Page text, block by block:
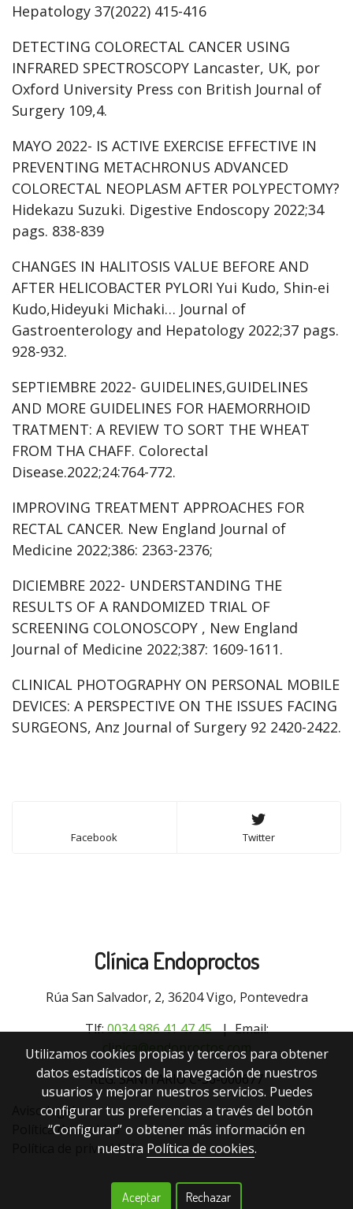
Hepatology 37(2022) 415-416
DETECTING COLORECTAL CANCER USING
INFRARED SPECTROSCOPY Lancaster, UK, por
Oxford University Press con British Journal of
Surgery 109,4.
MAYO 2022- IS ACTIVE EXERCISE EFFECTIVE IN
PREVENTING METACHRONUS ADVANCED
COLORECTAL NEOPLASM AFTER POLYPECTOMY?
Hidekazu Suzuki. Digestive Endoscopy 2022;34
pags. 838-839
CHANGES IN HALITOSIS VALUE BEFORE AND
AFTER HELICOBACTER PYLORI Yui Kudo, Shin-ei
Kudo,Hideyuki Michaki… Journal of
Gastroenterology and Hepatology 2022;37 pags.
928-932.
SEPTIEMBRE 2022- GUIDELINES,GUIDELINES
AND MORE GUIDELINES FOR HAEMORRHOID
TRATMENT: A REVIEW TO SORT THE WHEAT
FROM THA CHAFF. Colorectal
Disease.2022;24:764-772.
IMPROVING TREATMENT APPROACHES FOR
RECTAL CANCER. New England Journal of
Medicine 2022;386: 2363-2376;
DICIEMBRE 2022- UNDERSTANDING THE
RESULTS OF A RANDOMIZED TRIAL OF
SCREENING COLONOSCOPY , New England
Journal of Medicine 2022;387: 1609-1611.
CLINICAL PHOTOGRAPHY ON PERSONAL MOBILE
DEVICES: A PERSPECTIVE ON THE ISSUES FACING
SURGEONS, Anz Journal of Surgery 92 2420-2422.
Facebook Twitter
Clínica Endoproctos
Rúa San Salvador, 2, 36204 Vigo, Pontevedra
Tlf:0034 986 41 47 45| Email:
clinica@endoproctos.com
REG. SANITARIO C-36-000677
Aviso legal
Política de cookies
Política de privacidad
Utilizamos cookies propias y terceros para obtener
datos estadísticos de la navegación de nuestros
usuarios y mejorar nuestros servicios. Puedes
configurar tus preferencias a través del botón
“Configurar” o obtener más información en
nuestra Política de cookies.
Aceptar Rechazar